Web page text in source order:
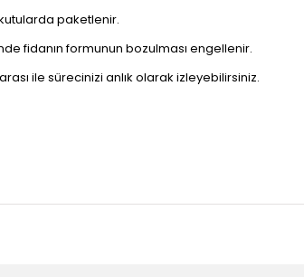
paketlenir.
fidanın formunun bozulması engellenir.
ile sürecinizi anlık olarak izleyebilirsiniz.